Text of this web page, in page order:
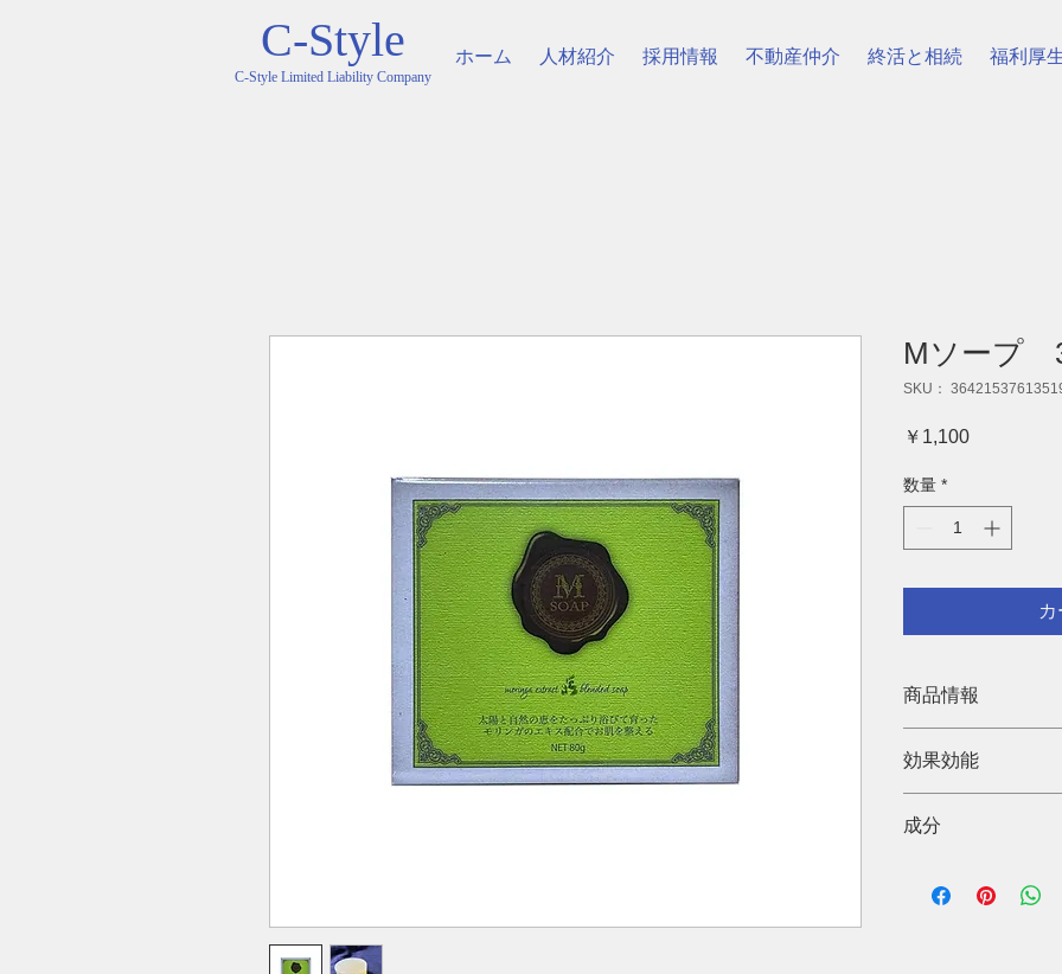
C-Style
C-Style Limited Liability Company
ホーム 人材紹介 採用情報 不動産仲介 終活と相続 福利厚
Mソープ
SKU：
￥1,100価格
数量 *
商品情報
効果効能
※ 合わない場合は、
成分
ガ葉エキス、グリセ